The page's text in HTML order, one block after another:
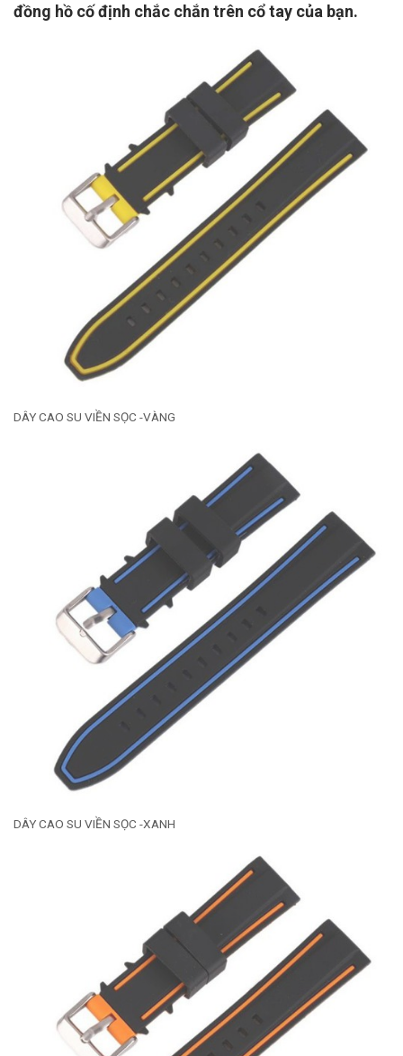
đồng hồ cố định chắc chắn trên cổ tay của bạn.
DÂY CAO SU VIỀN SỌC -VÀNG
DÂY CAO SU VIỀN SỌC -XANH